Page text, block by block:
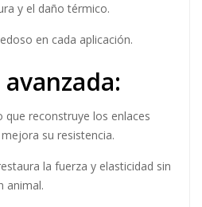
y el daño térmico.
en cada aplicación.
que reconstruye los enlaces
su resistencia.
la fuerza y elasticidad sin
animal.